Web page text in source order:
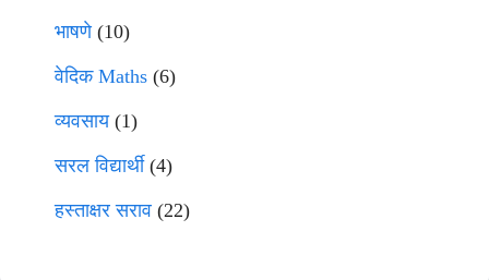
भाषणे(10)
वेदिक Maths (6)
व्यवसाय(1)
सरल विद्यार्थी(4)
हस्ताक्षर सराव (22)